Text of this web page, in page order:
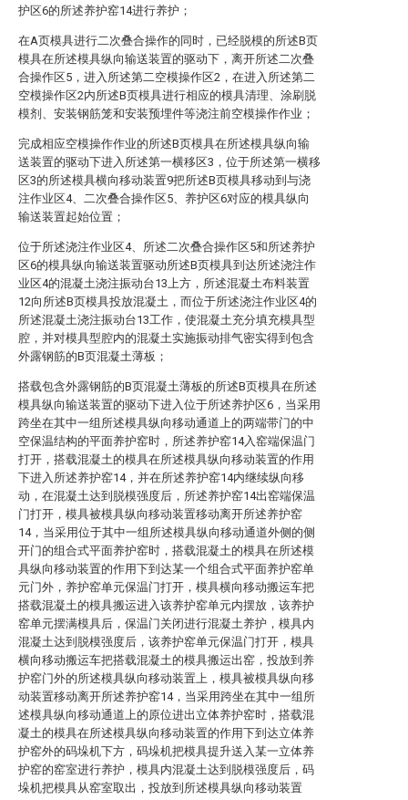
护区6的所述养护窑14进行养护；
在A页模具进行二次叠合操作的同时，已经脱模的所述B页
模具在所述模具纵向输送装置的驱动下，离开所述二次叠
合操作区5，进入所述第二空模操作区2，在进入所述第二
空模操作区2内所述B页模具进行相应的模具清理、涂刷脱
模剂、安装钢筋笼和安装预埋件等浇注前空模操作作业；
完成相应空模操作作业的所述B页模具在所述模具纵向输
送装置的驱动下进入所述第一横移区3，位于所述第一横移
区3的所述模具横向移动装置9把所述B页模具移动到与浇
注作业区4、二次叠合操作区5、养护区6对应的模具纵向
输送装置起始位置；
位于所述浇注作业区4、所述二次叠合操作区5和所述养护
区6的模具纵向输送装置驱动所述B页模具到达所述浇注作
业区4的混凝土浇注振动台13上方，所述混凝土布料装置
12向所述B页模具投放混凝土，而位于所述浇注作业区4的
所述混凝土浇注振动台13工作，使混凝土充分填充模具型
腔，并对模具型腔内的混凝土实施振动排气密实得到包含
外露钢筋的B页混凝土薄板；
搭载包含外露钢筋的B页混凝土薄板的所述B页模具在所述
模具纵向输送装置的驱动下进入位于所述养护区6，当采用
跨坐在其中一组所述模具纵向移动通道上的两端带门的中
空保温结构的平面养护窑时，所述养护窑14入窑端保温门
打开，搭载混凝土的模具在所述模具纵向移动装置的作用
下进入所述养护窑14，并在所述养护窑14内继续纵向移
动，在混凝土达到脱模强度后，所述养护窑14出窑端保温
门打开，模具被模具纵向移动装置移动离开所述养护窑
14，当采用位于其中一组所述模具纵向移动通道外侧的侧
开门的组合式平面养护窑时，搭载混凝土的模具在所述模
具纵向移动装置的作用下到达某一个组合式平面养护窑单
元门外，养护窑单元保温门打开，模具横向移动搬运车把
搭载混凝土的模具搬运进入该养护窑单元内摆放，该养护
窑单元摆满模具后，保温门关闭进行混凝土养护，模具内
混凝土达到脱模强度后，该养护窑单元保温门打开，模具
横向移动搬运车把搭载混凝土的模具搬运出窑，投放到养
护窑门外的所述模具纵向移动装置上，模具被模具纵向移
动装置移动离开所述养护窑14，当采用跨坐在其中一组所
述模具纵向移动通道上的原位进出立体养护窑时，搭载混
凝土的模具在所述模具纵向移动装置的作用下到达立体养
护窑外的码垛机下方，码垛机把模具提升送入某一立体养
护窑的窑室进行养护，模具内混凝土达到脱模强度后，码
垛机把模具从窑室取出，投放到所述模具纵向移动装置